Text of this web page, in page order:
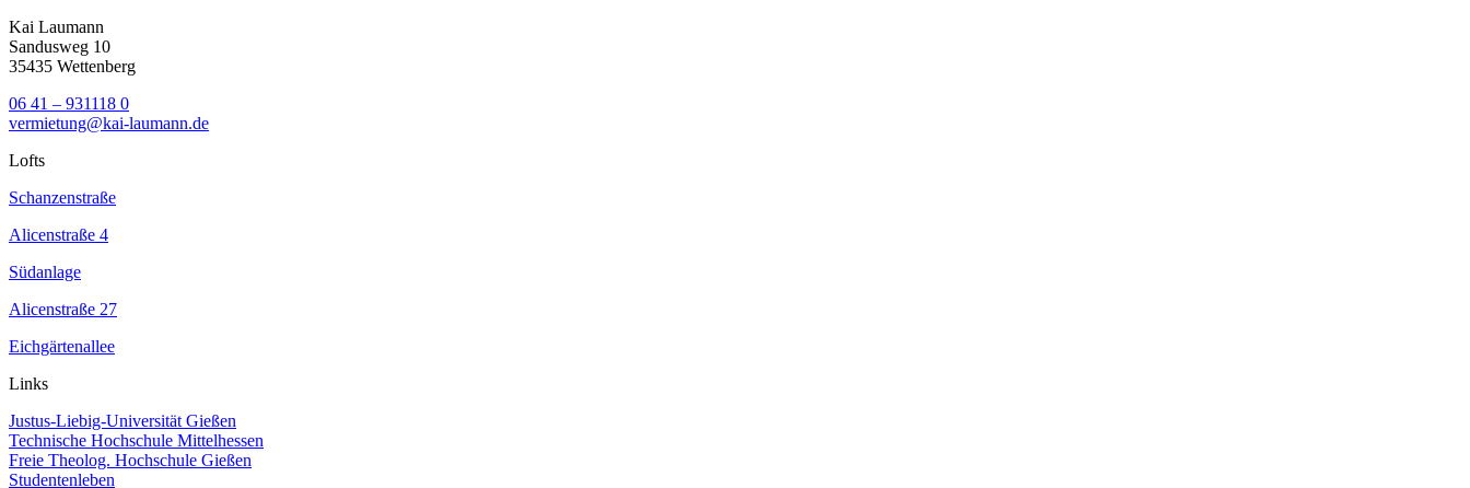
Kai Laumann
Sandusweg 10
35435 Wettenberg
06 41 – 931118 0
vermietung@kai-laumann.de
Lofts
Schanzenstraße
Alicenstraße 4
Südanlage
Alicenstraße 27
Eichgärtenallee
Links
Justus-Liebig-Universität Gießen
Technische Hochschule Mittelhessen
Freie Theolog. Hochschule Gießen
Studentenleben